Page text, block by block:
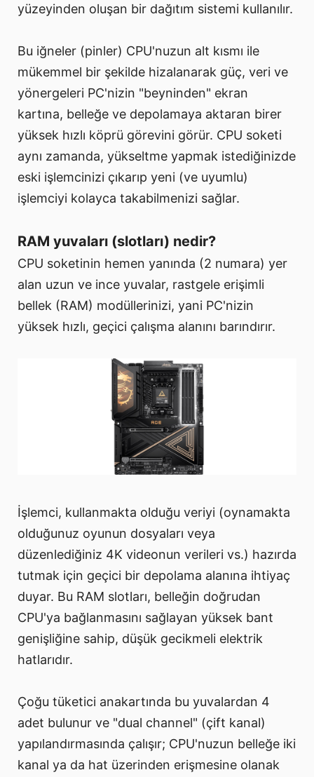
yüzeyinden oluşan bir dağıtım sistemi kullanılır.
Bu iğneler (pinler) CPU'nuzun alt kısmı ile
mükemmel bir şekilde hizalanarak güç, veri ve
yönergeleri PC'nizin "beyninden" ekran
kartına, belleğe ve depolamaya aktaran birer
yüksek hızlı köprü görevini görür. CPU soketi
aynı zamanda, yükseltme yapmak istediğinizde
eski işlemcinizi çıkarıp yeni (ve uyumlu)
işlemciyi kolayca takabilmenizi sağlar.
RAM yuvaları (slotları) nedir?
CPU soketinin hemen yanında (2 numara) yer
alan uzun ve ince yuvalar, rastgele erişimli
bellek (RAM) modüllerinizi, yani PC'nizin
yüksek hızlı, geçici çalışma alanını barındırır.
İşlemci, kullanmakta olduğu veriyi (oynamakta
olduğunuz oyunun dosyaları veya
düzenlediğiniz 4K videonun verileri vs.) hazırda
tutmak için geçici bir depolama alanına ihtiyaç
duyar. Bu RAM slotları, belleğin doğrudan
CPU'ya bağlanmasını sağlayan yüksek bant
genişliğine sahip, düşük gecikmeli elektrik
hatlarıdır.
Çoğu tüketici anakartında bu yuvalardan 4
adet bulunur ve "dual channel" (çift kanal)
yapılandırmasında çalışır; CPU'nuzun belleğe iki
kanal ya da hat üzerinden erişmesine olanak